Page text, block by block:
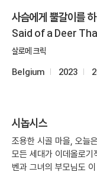
사슴에게 뿔갈이를
Said of a Deer
살로메 크릭
Belgium 2023
시놉시스
조용한 시골 마을, 오늘
모든 세대가 이데올로기
벤과 그녀의 부모님도